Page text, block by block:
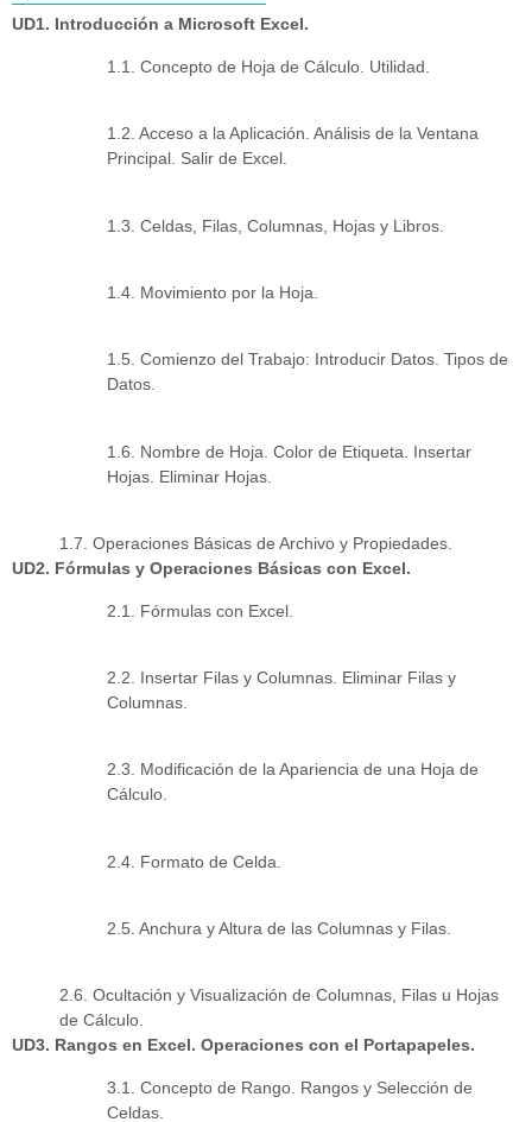
UD1. Introducción a Microsoft Excel.
1.1. Concepto de Hoja de Cálculo. Utilidad.
1.2. Acceso a la Aplicación. Análisis de la Ventana
Principal. Salir de Excel.
1.3. Celdas, Filas, Columnas, Hojas y Libros.
1.4. Movimiento por la Hoja.
1.5. Comienzo del Trabajo: Introducir Datos. Tipos de
Datos.
1.6. Nombre de Hoja. Color de Etiqueta. Insertar
Hojas. Eliminar Hojas.
1.7. Operaciones Básicas de Archivo y Propiedades.
UD2. Fórmulas y Operaciones Básicas con Excel.
2.1. Fórmulas con Excel.
2.2. Insertar Filas y Columnas. Eliminar Filas y
Columnas.
2.3. Modificación de la Apariencia de una Hoja de
Cálculo.
2.4. Formato de Celda.
2.5. Anchura y Altura de las Columnas y Filas.
2.6. Ocultación y Visualización de Columnas, Filas u Hojas
de Cálculo.
UD3. Rangos en Excel. Operaciones con el Portapapeles.
3.1. Concepto de Rango. Rangos y Selección de
Celdas.